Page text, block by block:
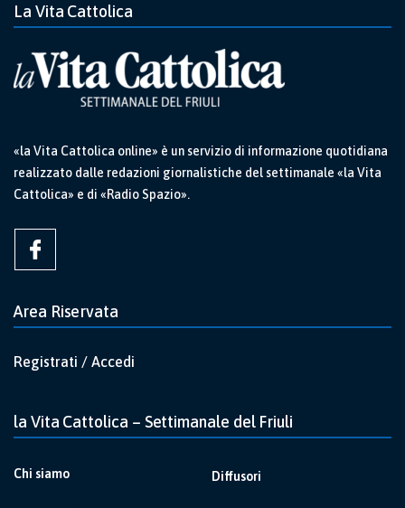
La Vita Cattolica
«la Vita Cattolica online» è un servizio di informazione quotidiana
realizzato dalle redazioni giornalistiche del settimanale «la Vita
Cattolica» e di «Radio Spazio».
Area Riservata
Registrati / Accedi
la Vita Cattolica – Settimanale del Friuli
Chi siamo Diffusori